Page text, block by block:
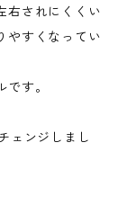
右されにくくい
やすくなってい
す。
ェンジしまし